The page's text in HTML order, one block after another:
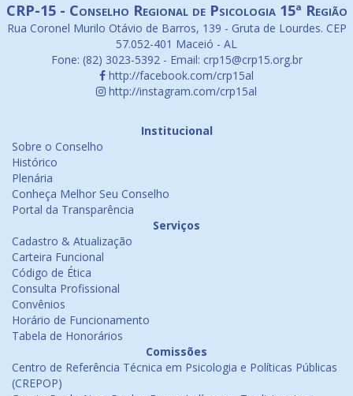
CRP-15 - Conselho Regional de Psicologia 15ª Região
Rua Coronel Murilo Otávio de Barros, 139 - Gruta de Lourdes. CEP
57.052-401 Maceió - AL
Fone: (82) 3023-5392 - Email: crp15@crp15.org.br
http://facebook.com/crp15al
http://instagram.com/crp15al
Institucional
Sobre o Conselho
Histórico
Plenária
Conheça Melhor Seu Conselho
Portal da Transparência
Serviços
Cadastro & Atualização
Carteira Funcional
Código de Ética
Consulta Profissional
Convênios
Horário de Funcionamento
Tabela de Honorários
Comissões
Centro de Referência Técnica em Psicologia e Políticas Públicas
(CREPOP)